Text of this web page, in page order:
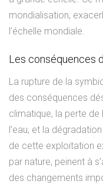
mondialisation,
l’échelle mondiale.
Les conséquences
La rupture de la
des conséquences
climatique, la perte de
l’eau, et la
de cette exploitation
par nature, peinent à
des changements